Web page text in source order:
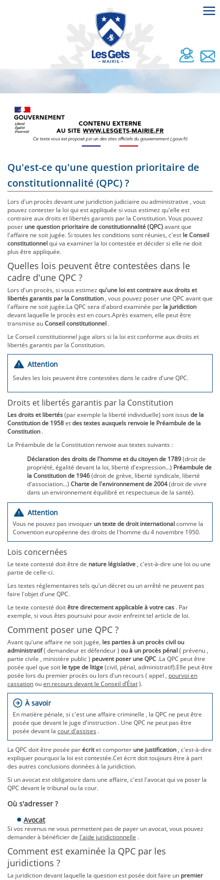
Qu'est-ce qu'une question prioritaire de
constitutionnalité (QPC) ?
Lors d'un procès devant une juridiction judiciaire ou administrative , vous
pouvez contester la loi qui est appliquée si vous estimez qu'elle est
contraire aux droits et libertés garantis par la Constitution. Vous pouvez
poser une question prioritaire de constitutionnalité (QPC)avant que
l'affaire ne soit jugée. Si toutes les conditions sont réunies, c'est le Conseil
constitutionnelqui va examiner la loi contestée et décider si elle ne doit
plus être appliquée.
Quelles lois peuvent être contestées dans le
cadre d'une QPC ?
Lors d'un procès, si vous estimez qu'une loi estcontraire aux droits et
libertés garantis par la Constitution , vous pouvez poser une QPC avant que
l'affaire ne soit jugée.La QPC sera d'abord examinée par la juridiction
devant laquelle le procès est en cours.Après examen, elle peut être
transmise auConseil constitutionnel .
Le Conseil constitutionnel juge alors si la loi est conforme aux droits et
libertés garantis par la Constitution.
Attention
Seules les lois peuvent être contestées dans le cadre d'une QPC.
Droits et libertés garantis par la Constitution
Les droits et libertés(par exemple la liberté individuelle) sont issus de la
Constitution de 1958etdes textes auxquels renvoie le Préambule de la
Constitution .
Le Préambule de la Constitution renvoie aux textes suivants :
Déclaration des droits de l'homme et du citoyen de 1789(droit de
propriété, égalité devant la loi, liberté d'expression...) Préambule de
la Constitution de 1946(droit de grève, liberté syndicale, liberté
d'association...) Charte de l'environnement de 2004(droit de vivre
dans un environnement équilibré et respectueux de la santé).
Attention
Vous ne pouvez pas invoquer un texte de droit internationalcomme la
Convention européenne des droits de l'homme du 4 novembre 1950.
Lois concernées
Le texte contesté doit être de nature législative , c'est-à-dire une loi ou une
partie de celle-ci.
Les textes réglementaires tels qu'un décret ou un arrêté ne peuvent pas
faire l'objet d'une QPC.
Le texte contesté doitêtre directement applicable à votre cas . Par
exemple, si vous êtes poursuivi pour avoir enfreint tel article de loi.
Comment poser une QPC ?
Avant qu'une affaire ne soit jugée, les parties à un procès civil ou
administratif( demandeur et défendeur ) ou à un procès pénal( prévenu ,
partie civile , ministère public ) peuvent poser une QPC .La QPC peut être
posée quel que soit le type de litige(civil, pénal, administratif).Elle peut être
posée lors du premier procès ou lors d'un recours ( appel , pourvoi en
cassationouen recours devant le Conseil d’État).
À savoir
En matière pénale, si c'est une affaire criminelle , la QPC ne peut être
posée que devant le juge d'instruction . Une QPC ne peut pas être
posée devant la cour d'assises .
La QPC doit être posée parécritet comporter une justification , c'est-à-dire
expliquer pourquoi la loi est contestée.Cet écrit doit toujours être à part
des autres conclusions données à la juridiction.
Si un avocat est obligatoire dans une affaire, c'est l'avocat qui va poser la
QPC devant le tribunal ou la cour.
Où s'adresser ?
Avocat
Si vos revenus ne vous permettent pas de payer un avocat, vous pouvez
demander à bénéficier de l'aide juridictionnelle .
Comment est examinée la QPC par les
juridictions ?
La juridiction devant laquelle la question est posée doit faire un premier